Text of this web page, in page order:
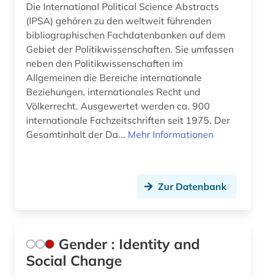
quellen (3)
recht (11)
rechtsgeschichte (1)
rechtswissenschaft (1)
regierung (4)
russisch-orthodoxe kirche (1)
russische literatur (1)
Die International Political Science Abstracts
(IPSA) gehören zu den weltweit führenden
bibliographischen Fachdatenbanken auf dem
Gebiet der Politikwissenschaften. Sie umfassen
neben den Politikwissenschaften im
Allgemeinen die Bereiche internationale
Beziehungen, internationales Recht und
Völkerrecht. Ausgewertet werden ca. 900
internationale Fachzeitschriften seit 1975. Der
Gesamtinhalt der Da... Mehr Informationen
Zur Datenbank
Gender : Identity and
Social Change